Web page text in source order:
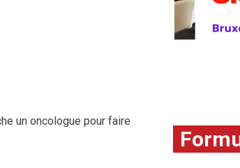
un oncologue pour faire